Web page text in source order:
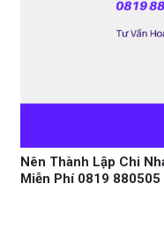
Nên Thành Lập Chi
Miễn Phí 0819 880505